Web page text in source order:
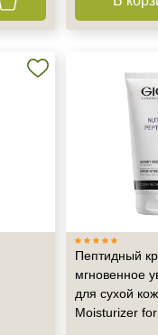
Пептидный
мгновенное
для сухой
Moisturizer